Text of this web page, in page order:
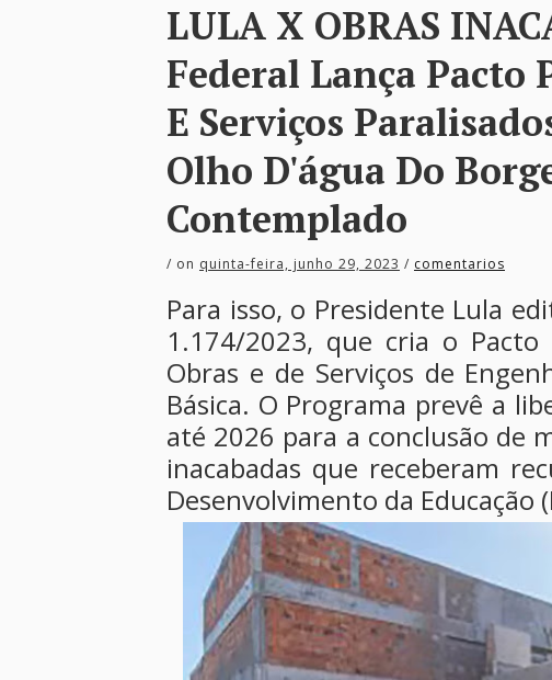
LULA X OBRAS
Federal Lança Pacto
E Serviços
Olho D'água Do
Contemplado
/ on quinta-feira, junho 29, 2023 / comentarios
Para isso, o Presidente Lula
1.174/2023, que cria o Pacto
Obras e de Serviços de
Básica. O Programa prevê a
até 2026 para a conclusão de
inacabadas que receberam
Desenvolvimento da Educação